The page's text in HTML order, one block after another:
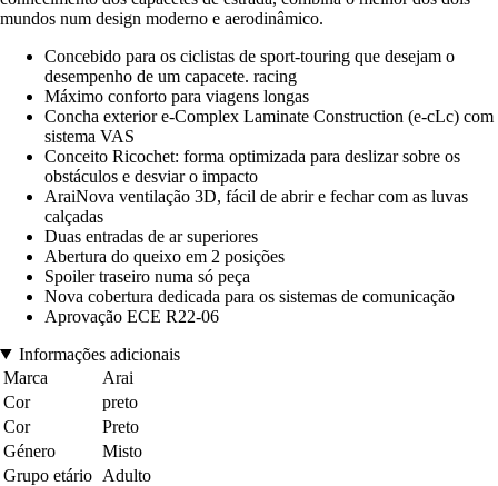
mundos num design moderno e aerodinâmico.
Concebido para os ciclistas de sport-touring que desejam o
desempenho de um capacete. racing
Máximo conforto para viagens longas
Concha exterior e-Complex Laminate Construction (e-cLc) com
sistema VAS
Conceito Ricochet: forma optimizada para deslizar sobre os
obstáculos e desviar o impacto
AraiNova ventilação 3D, fácil de abrir e fechar com as luvas
calçadas
Duas entradas de ar superiores
Abertura do queixo em 2 posições
Spoiler traseiro numa só peça
Nova cobertura dedicada para os sistemas de comunicação
Aprovação ECE R22-06
Informações adicionais
Marca
Arai
Cor
preto
Cor
Preto
Género
Misto
Grupo etário Adulto